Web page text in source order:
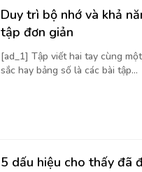
Duy trì bộ nhớ và khả
tập đơn giản
[ad_1] Tập viết hai tay cùng
sắc hay bảng số là các bài tập...
5 dấu hiệu cho thấy đã